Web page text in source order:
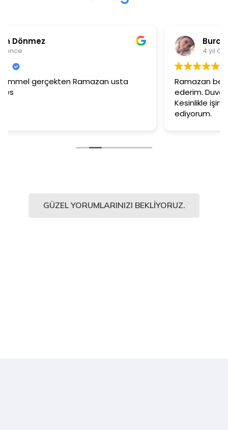
Ramazan beye ilgisinden dolayı çok teşekkür
ederim. Duvar kağıtlarımız muazzam oldu.
Kesinlikle işinin en iyisi diyebilirim. Şiddetle tavsiye
GÜZEL YORUMLARINIZI BEKLIYORUZ.